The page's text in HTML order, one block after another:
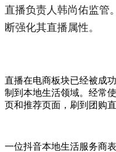
直播负责人韩尚佑监管
断强化其直播属性。
直播在电商板块已经被成
制到本地生活领域。经常
页和推荐页面，刷到团购
一位抖音本地生活服务商